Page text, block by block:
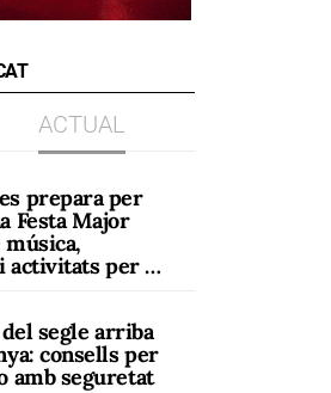
ACTUAL
prepara per
Festa Major
activitats per a
del segle arriba
consells per
amb seguretat